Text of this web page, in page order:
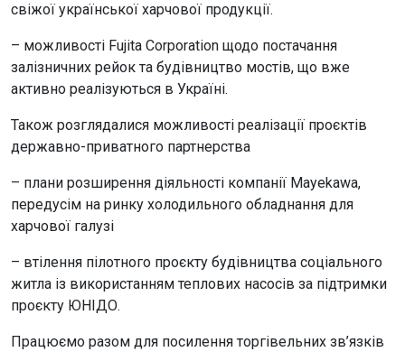
свіжої української харчової продукції.
– можливості Fujita Corporation щодо постачання
залізничних рейок та будівництво мостів, що вже
активно реалізуються в Україні.
Також розглядалися можливості реалізації проєктів
державно-приватного партнерства
– плани розширення діяльності компанії Mayekawa,
передусім на ринку холодильного обладнання для
харчової галузі
– втілення пілотного проєкту будівництва соціального
житла із використанням теплових насосів за підтримки
проєкту ЮНІДО.
Працюємо разом для посилення торгівельних зв’язків